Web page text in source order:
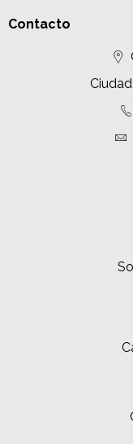
Contacto